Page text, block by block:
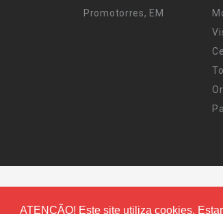
ATENÇÃO! Este site utiliza cookies.
Promotorres, EM